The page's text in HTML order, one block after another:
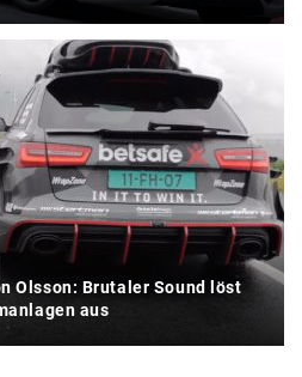
Olsson: Brutaler Sound löst
aus